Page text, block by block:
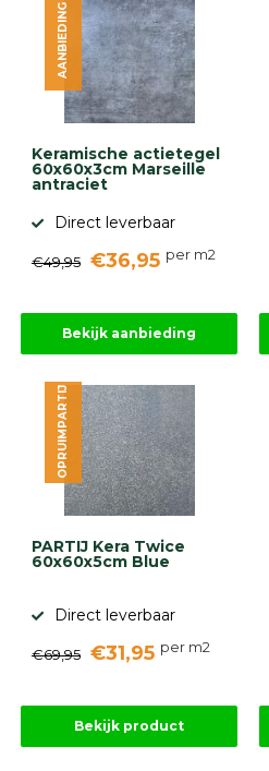
Keramische actietegel
60x60x3cm Marseille
antraciet
Direct leverbaar
€49,95 €36,95 per m2
AANBIEDING
Bekijk aanbieding
PARTIJ Kera Twice
60x60x5cm Blue
Direct leverbaar
€69,95 €31,95 per m2
OPRUIMPARTIJ
Bekijk product